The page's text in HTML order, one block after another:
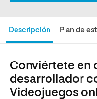
Descripción Plan de
Conviértete en
desarrollador
Videojuegos